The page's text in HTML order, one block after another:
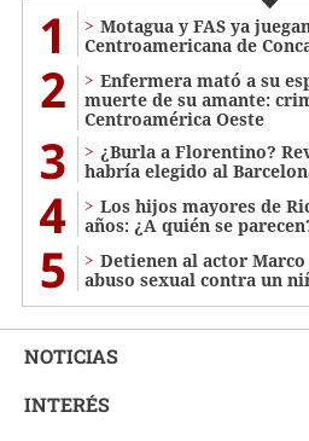
1
Motagua y FAS ya
Centroamericana de
2
Enfermera mató a su
muerte de su amante:
Centroamérica Oeste
3
¿Burla a Florentino?
habría elegido al
4
Los hijos mayores de
años: ¿A quién se
5
Detienen al actor
abuso sexual contra un
NOTICIAS
INTERÉS